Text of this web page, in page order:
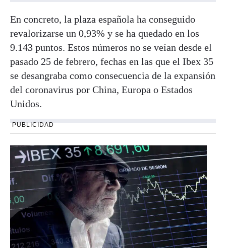
En concreto, la plaza española ha conseguido
revalorizarse un 0,93% y se ha quedado en los
9.143 puntos. Estos números no se veían desde el
pasado 25 de febrero, fechas en las que el Ibex 35
se desangraba como consecuencia de la expansión
del coronavirus por China, Europa o Estados
Unidos.
PUBLICIDAD